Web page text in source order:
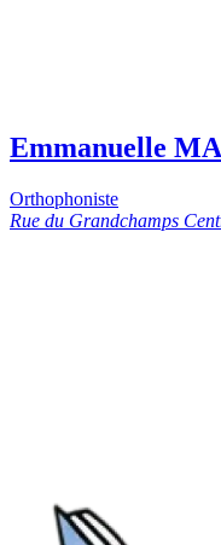
Emmanuelle
Orthophoniste
Rue du Grandchamps